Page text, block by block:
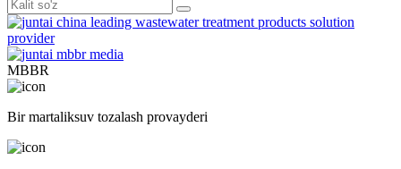
MBBR
Bir martaliksuv tozalash provayderi